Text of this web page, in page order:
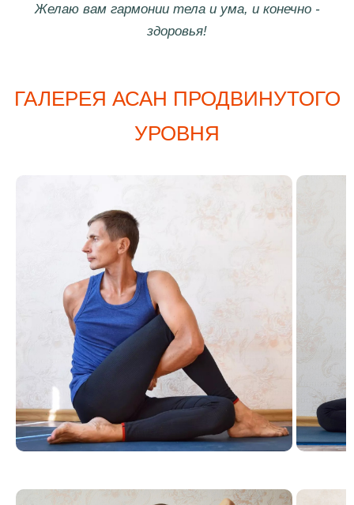
Желаю вам гармонии тела и ума, и конечно -
здоровья!
ГАЛЕРЕЯ АСАН ПРОДВИНУТОГО
УРОВНЯ